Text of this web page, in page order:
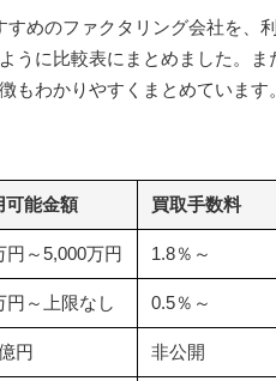
めのファクタリング会社を、
うに比較表にまとめました。
もわかりやすくまとめていま
可能金額 買取手数料
円～5,000万円 1.8％～
円～上限なし 0.5％～
円 非公開